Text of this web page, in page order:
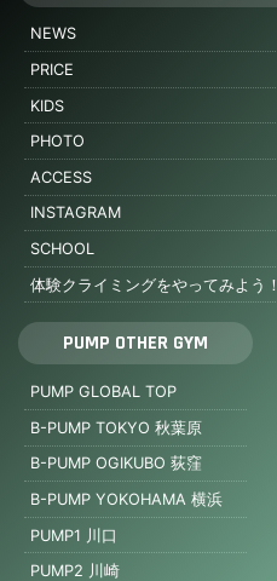
NEWS
PRICE
KIDS
PHOTO
ACCESS
INSTAGRAM
SCHOOL
体験クライミングをやってみよう！
PUMP OTHER GYM
PUMP GLOBAL TOP
B-PUMP TOKYO 秋葉原
B-PUMP OGIKUBO 荻窪
B-PUMP YOKOHAMA 横浜
PUMP1 川口
PUMP2 川崎